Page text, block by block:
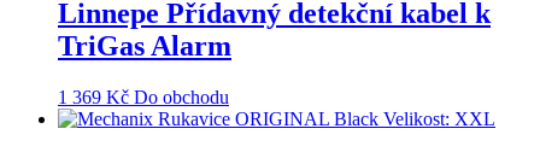
Linnepe Přídavný detekční kabel k
TriGas Alarm
1 369 Kč Do obchodu